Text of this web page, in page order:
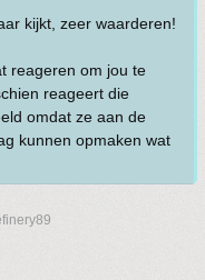
kijkt, zeer waarderen!
reageren om jou te
reageert die
omdat ze aan de
kunnen opmaken wat